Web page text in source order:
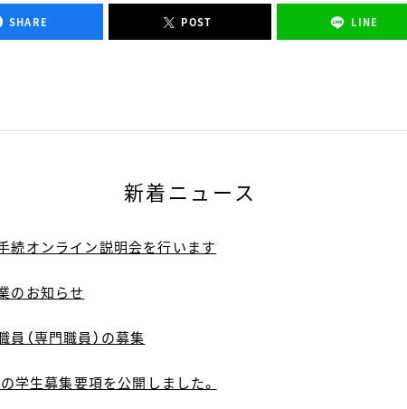
SHARE POST LINE
新着ニュース
続オンライン説明会を行います
のお知らせ
（専門職員）の募集
学生募集要項を公開しました。